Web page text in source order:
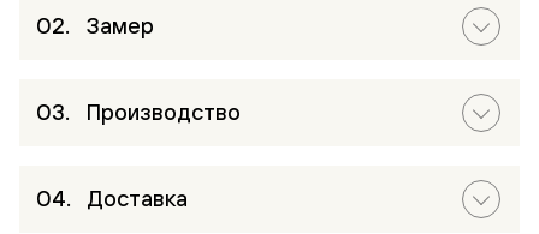
Замер
Производство
Доставка